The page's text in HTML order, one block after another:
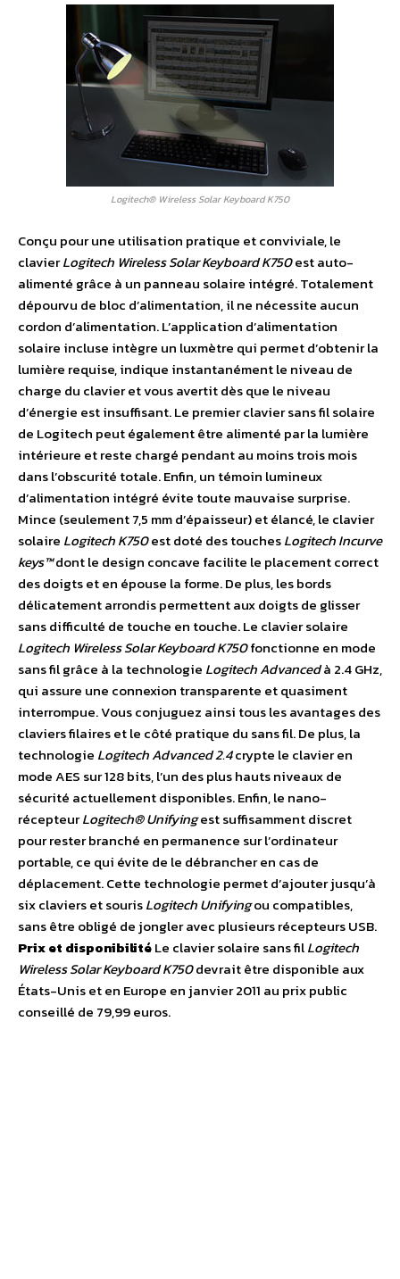
Logitech® Wireless Solar Keyboard K750
Conçu pour une utilisation pratique et conviviale, le
clavierLogitech Wireless Solar Keyboard K750est auto-
alimenté grâce à un panneau solaire intégré. Totalement
dépourvu de bloc d’alimentation, il ne nécessite aucun
cordon d’alimentation. L’application d’alimentation
solaire incluse intègre un luxmètre qui permet d’obtenir la
lumière requise, indique instantanément le niveau de
charge du clavier et vous avertit dès que le niveau
d’énergie est insuffisant. Le premier clavier sans fil solaire
de Logitech peut également être alimenté par la lumière
intérieure et reste chargé pendant au moins trois mois
dans l’obscurité totale. Enfin, un témoin lumineux
d’alimentation intégré évite toute mauvaise surprise.
Mince (seulement 7,5 mm d’épaisseur) et élancé, le clavier
solaire Logitech K750est doté des touchesLogitech Incurve
keys™dont le design concave facilite le placement correct
des doigts et en épouse la forme. De plus, les bords
délicatement arrondis permettent aux doigts de glisser
sans difficulté de touche en touche. Le clavier solaire
Logitech Wireless Solar Keyboard K750fonctionne en mode
sans fil grâce à la technologie Logitech Advancedà 2.4 GHz,
qui assure une connexion transparente et quasiment
interrompue. Vous conjuguez ainsi tous les avantages des
claviers filaires et le côté pratique du sans fil. De plus, la
technologie Logitech Advanced 2.4crypte le clavier en
mode AES sur 128 bits, l’un des plus hauts niveaux de
sécurité actuellement disponibles. Enfin, le nano-
récepteurLogitech® Unifyingest suffisamment discret
pour rester branché en permanence sur l’ordinateur
portable, ce qui évite de le débrancher en cas de
déplacement. Cette technologie permet d’ajouter jusqu’à
six claviers et sourisLogitech Unifyingou compatibles,
sans être obligé de jongler avec plusieurs récepteurs USB.
Prix et disponibilitéLe clavier solaire sans filLogitech
Wireless Solar Keyboard K750devrait être disponible aux
États-Unis et en Europe en janvier 2011 au prix public
conseillé de 79,99 euros.